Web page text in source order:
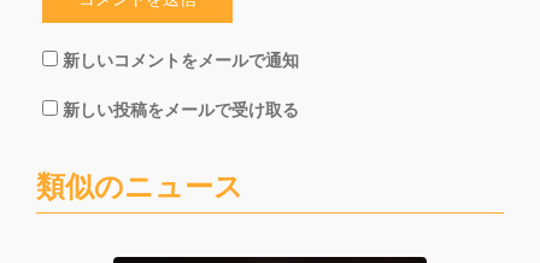
新しいコメントをメールで通知
新しい投稿をメールで受け取る
類似のニュース